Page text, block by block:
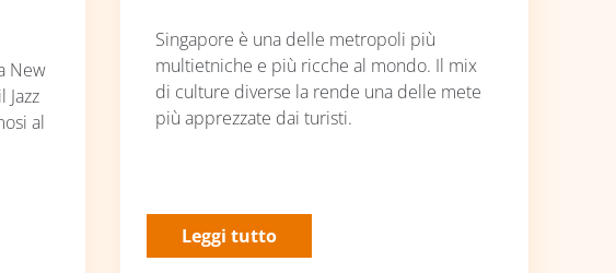
New
Jazz
al
Singapore è una delle metropoli più
multietniche e più ricche al mondo. Il mix
di culture diverse la rende una delle mete
più apprezzate dai turisti.
Leggi tutto